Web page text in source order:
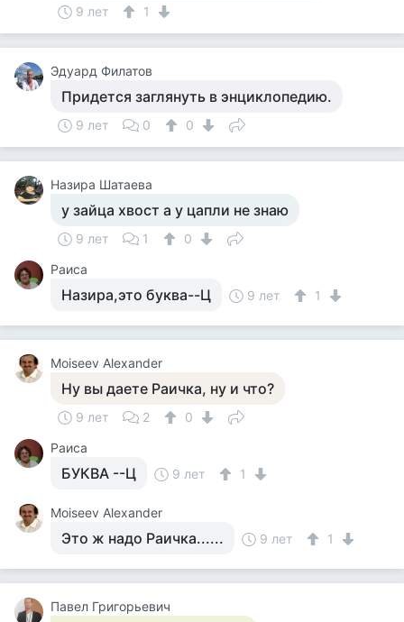
9 лет 1
Эдуард Филатов
Придется заглянуть в энциклопедию.
9 лет 0 0
Назира Шатаева
у зайца хвост а у цапли не знаю
9 лет 1
0
Раиса
Назира,это буква--Ц 9 лет 1
Moiseev Alexander
Ну вы даете Раичка, ну и что?
9 лет 2
0
Раиса
БУКВА --Ц 9 лет 1
Moiseev Alexander
Это ж надо Раичка...... 9 лет 1
Павел Григорьевич